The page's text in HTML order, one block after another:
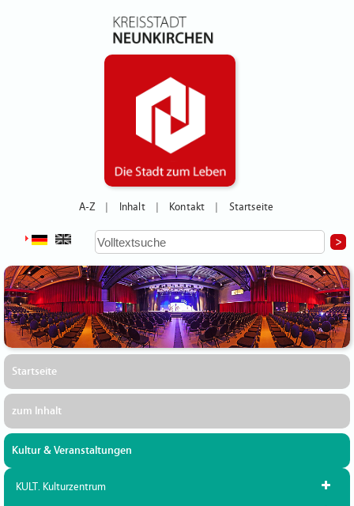
A-Z Inhalt Kontakt Startseite
Startseite
zum Inhalt
Kultur & Veranstaltungen
KULT. Kulturzentrum